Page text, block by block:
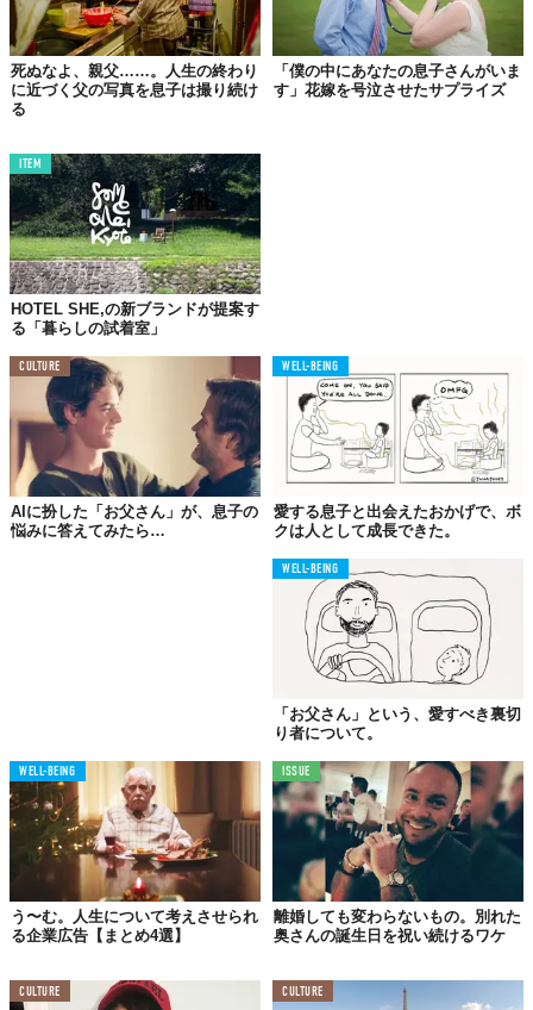
ら逃げる手段にすぎない」など、結構辛口な意見が多く見受けら
れます。もちろん、男性陣の賞賛コメントや、「“人生”における
場面を言っているのであって、必ずしも女性の前とは限らな
い」。そんな意見もあったことも、付け加えておきます。
あなたなら、どう解釈する？
では、あなたなら、父親と息子の会話をどう受け止めるでしょ
う。父親が例えに出した“頭を下げる場面”その解釈いかんで、こ
の会話の妙味が変わってくる気がしませんか？
その意味するところがどうであれ、人生の教訓をユーモア溢れる
表現で息子に伝えた父。主観をどこに置き、どう捉えるか。賛否
両論あれど、このコンテンツが多くの人々を巻き込んで、結婚と
は？人生とは？親子とは？さらには、男女の向き合い方まで議論
させていることに、大きな意味があるのかもしれませんね。
Reference:Bright Side
TABI LABO
この世界は、もっと広いはずだ。
死ぬなよ、親父……。人生の終わり
に近づく父の写真を息子は撮り続け
る
「僕の中にあなたの息子さんがいま
す」花嫁を号泣させたサプライズ
ITEM
HOTEL SHE,の新ブランドが提案す
る「暮らしの試着室」
CULTURE
AIに扮した「お父さん」が、息子の
悩みに答えてみたら…
WELL-BEING
愛する息子と出会えたおかげで、ボ
クは人として成長できた。
WELL-BEING
「お父さん」という、愛すべき裏切
り者について。
WELL-BEING
う〜む。人生について考えさせられ
る企業広告【まとめ4選】
ISSUE
離婚しても変わらないもの。別れた
奥さんの誕生日を祝い続けるワケ
CULTURE CULTURE